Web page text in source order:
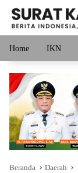
Langsung
konten
Home IKN
Beranda Daerah